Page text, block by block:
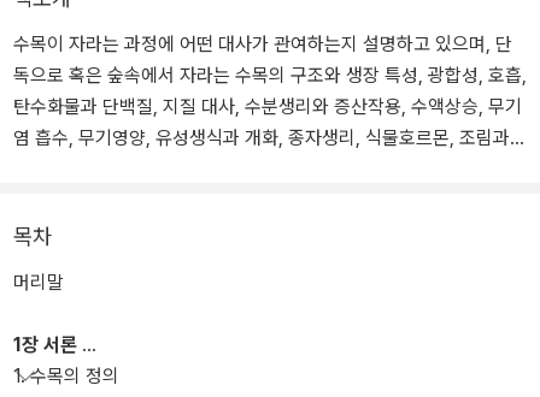
수목이 자라는 과정에 어떤 대사가 관여하는지 설명하고 있으며, 단
독으로 혹은 숲속에서 자라는 수목의 구조와 생장 특성, 광합성, 호흡,
탄수화물과 단백질, 지질 대사, 수분생리와 증산작용, 수액상승, 무기
염 흡수, 무기영양, 유성생식과 개화, 종자생리, 식물호르몬, 조림과
목차
머리말
1장 서론
1. 수목의 정의